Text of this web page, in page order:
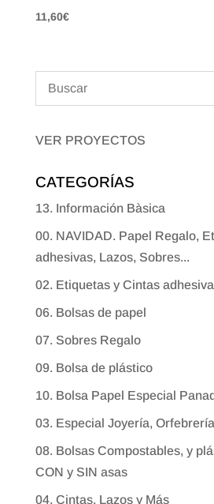
11,60€
VER PROYECTOS
CATEGORÍAS
13. Información Bàsica
00. NAVIDAD. Papel Regalo,
adhesivas, Lazos, Sobres...
02. Etiquetas y Cintas
06. Bolsas de papel
07. Sobres Regalo
09. Bolsa de plástico
10. Bolsa Papel Especial
03. Especial Joyería,
08. Bolsas Compostables, y
CON y SIN asas
04. Cintas, Lazos y Más